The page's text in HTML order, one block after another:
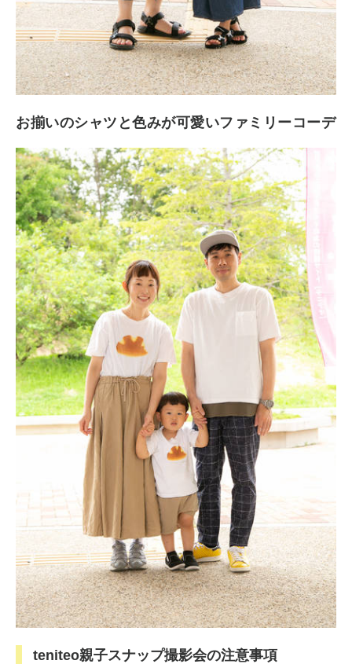
お揃いのシャツと色みが可愛いファミリーコーデ
teniteo親子スナップ撮影会の注意事項